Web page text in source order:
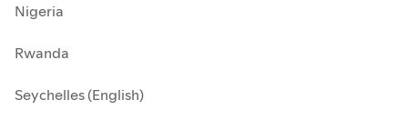
Nigeria
Rwanda
Seychelles (English)